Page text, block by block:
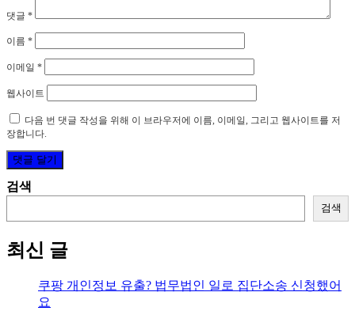
댓글 *
이름 *
이메일 *
웹사이트
다음 번 댓글 작성을 위해 이 브라우저에 이름, 이메일, 그리고 웹사이트를 저
장합니다.
검색
검색
최신 글
쿠팡 개인정보 유출? 법무법인 일로 집단소송 신청했어
요